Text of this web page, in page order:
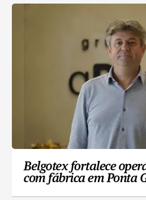
Belgotex fortalece
com fábrica em Ponta